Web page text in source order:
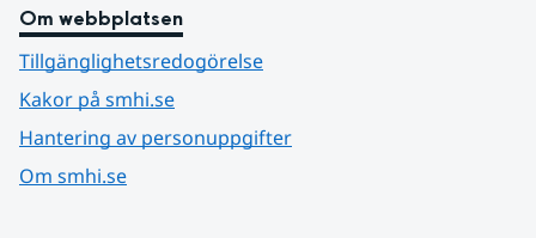
Om webbplatsen
Tillgänglighetsredogörelse
Kakor på smhi.se
Hantering av personuppgifter
Om smhi.se